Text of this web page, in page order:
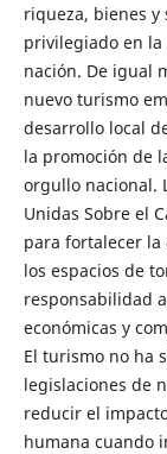
riqueza, bienes
privilegiado en
nación. De igual
nuevo turismo
desarrollo local
la promoción de
orgullo nacional.
Unidas Sobre el
para fortalecer la
los espacios de
responsabilidad
económicas y
El turismo no ha
legislaciones de
reducir el
humana cuando